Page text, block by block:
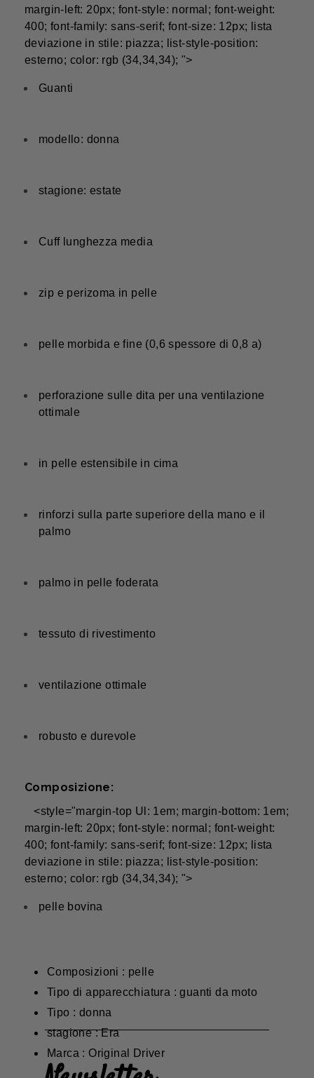
margin-left: 20px; font-style: normal; font-weight:
400; font-family: sans-serif; font-size: 12px; lista
deviazione in stile: piazza; list-style-position:
esterno; color: rgb (34,34,34); ">
Guanti
modello: donna
stagione: estate
Cuff lunghezza media
zip e perizoma in pelle
pelle morbida e fine (0,6 spessore di 0,8 a)
perforazione sulle dita per una ventilazione
ottimale
in pelle estensibile in cima
rinforzi sulla parte superiore della mano e il
palmo
palmo in pelle foderata
tessuto di rivestimento
ventilazione ottimale
robusto e durevole
Composizione:
<style="margin-top Ul: 1em; margin-bottom: 1em;
margin-left: 20px; font-style: normal; font-weight:
400; font-family: sans-serif; font-size: 12px; lista
deviazione in stile: piazza; list-style-position:
esterno; color: rgb (34,34,34); ">
pelle bovina
Composizioni : pelle
Tipo di apparecchiatura : guanti da moto
Tipo : donna
stagione : Era
Marca : Original Driver